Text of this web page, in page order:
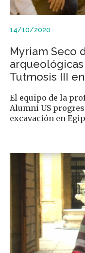
14/10/2020
Myriam Seco
Tutmosis III
El equipo de la
Alumni US
excavación en